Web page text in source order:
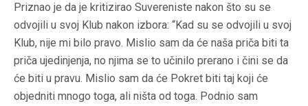
Priznao je da je kritizirao Suvereniste nakon što su se
odvojili u svoj Klub nakon izbora: “Kad su se odvojili u svoj
Klub, nije mi bilo pravo. Mislio sam da će naša priča biti ta
priča ujedinjenja, no njima se to učinilo prerano i čini se da
će biti u pravu. Mislio sam da će Pokret biti taj koji će
objedniti mnogo toga, ali ništa od toga. Podnio sam